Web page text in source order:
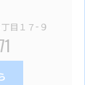
目１７−９